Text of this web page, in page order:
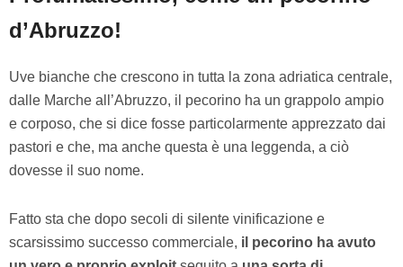
d’Abruzzo!
Uve bianche che crescono in tutta la zona adriatica centrale,
dalle Marche all’Abruzzo, il pecorino ha un grappolo ampio
e corposo, che si dice fosse particolarmente apprezzato dai
pastori e che, ma anche questa è una leggenda, a ciò
dovesse il suo nome.
Fatto sta che dopo secoli di silente vinificazione e
scarsissimo successo commerciale, il pecorino ha avuto